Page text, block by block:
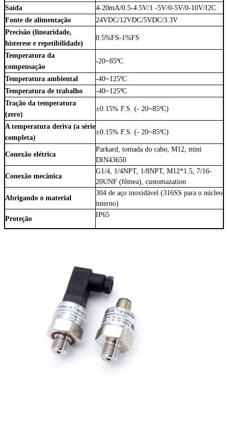
Saída
4-20mA/0.5-4.5V/1 -5V/0-5V/0-10V/I2C
Fonte de alimentação
24VDC/12VDC/5VDC/3.3V
Precisão (linearidade,
histerese e repetibilidade)
0.5%FS-1%FS
Temperatura da
compensação
-20~85ºC
Temperatura ambiental
-40~125ºC
Temperatura de trabalho
-40~125ºC
Tração da temperatura
(zero)
±0.15% F.S. (- 20~85ºC)
A temperatura deriva (a série
completa)
±0.15% F.S. (- 20~85ºC)
Conexão elétrica
Parkard, tomada do cabo, M12, mini
DIN43650
Conexão mecânica
G1/4, 1/4NPT, 1/8NPT, M12*1.5, 7/16-
20UNF (fêmea), customazation
Abrigando o material
304 de aço inoxidável (316SS para o núcleo
interno)
Proteção
IP65